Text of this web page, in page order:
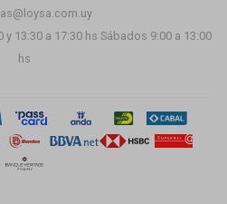
y 13:30 a 17:30 hs Sábados 9:00 a 13:00
hs